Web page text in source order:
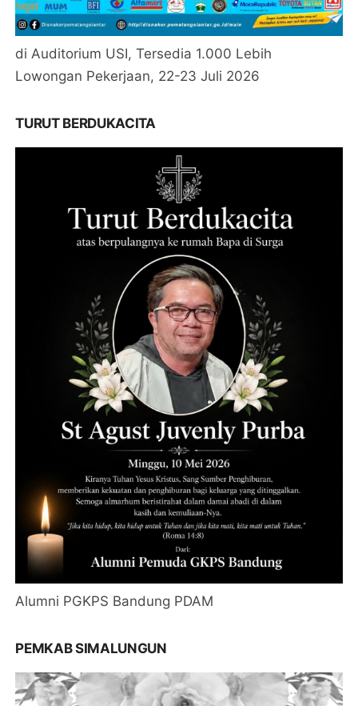
di Auditorium USI, Tersedia 1.000 Lebih
Lowongan Pekerjaan, 22-23 Juli 2026
TURUT BERDUKACITA
Alumni PGKPS Bandung PDAM
PEMKAB SIMALUNGUN